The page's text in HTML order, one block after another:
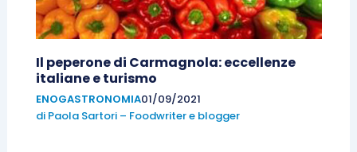
Il peperone di Carmagnola: eccellenze
italiane e turismo
ENOGASTRONOMIA01/09/2021
di Paola Sartori – Foodwriter e blogger